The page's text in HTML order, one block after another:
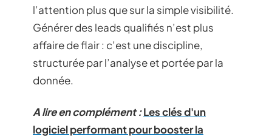
l’attention plus que sur la simple visibilité.
Générer des leads qualifiés n’est plus
affaire de flair : c’est une discipline,
structurée par l’analyse et portée par la
donnée.
A lire en complément :Les clés d'un
logiciel performant pour booster la